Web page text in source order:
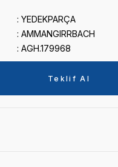
YEDEKPARÇA
AMMANGIRRBACH
AGH.179968
Teklif Al